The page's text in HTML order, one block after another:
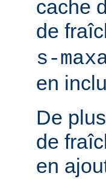
cache
de
s-
en
De
de
en